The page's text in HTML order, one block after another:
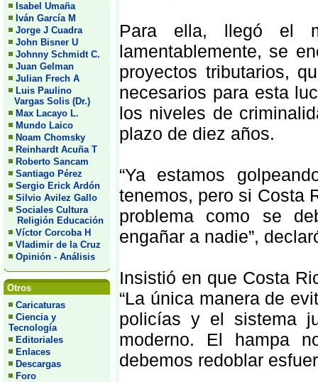
Isabel Umaña
Iván García M
Jorge J Cuadra
John Bisner U
Johnny Schmidt C.
Juan Gelman
Julian Frech A
Luis Paulino
Vargas Solis (Dr.)
Max Lacayo L.
Mundo Laico
Noam Chomsky
Reinhardt Acuña T
Roberto Sancam
Santiago Pérez
Sergio Erick Ardón
Silvio Avilez Gallo
Sociales Cultura
Religión Educación
Víctor Corcoba H
Vladimir de la Cruz
Opinión - Análisis
Otros
Caricaturas
Ciencia y
Tecnología
Editoriales
Enlaces
Descargas
Foro
Para ella, llegó el
lamentablemente, se
proyectos tributarios,
necesarios para esta
los niveles de
plazo de diez años.
“Ya estamos
tenemos, pero si Costa
problema como se
engañar a nadie”,
Insistió en que Costa
“La única manera de
policías y el sistema
moderno. El hampa
debemos redoblar